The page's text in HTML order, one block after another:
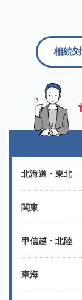
相続
北海道・東北
関東
甲信越・北陸
東海